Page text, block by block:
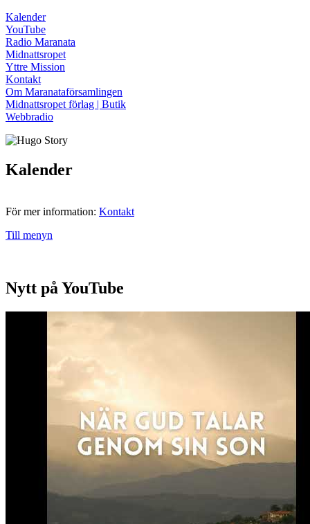
Kalender
YouTube
Radio Maranata
Midnattsropet
Yttre Mission
Kontakt
Om Maranataförsamlingen
Midnattsropet förlag | Butik
Webbradio
Kalender
För mer information: Kontakt
Till menyn
Nytt på YouTube